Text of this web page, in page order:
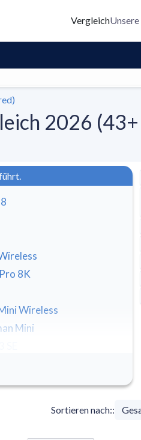
Vergleich
2026
8K
Wireless
Mini
Sortieren nach::